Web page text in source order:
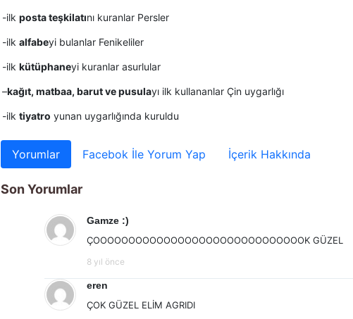
-ilk posta teşkilatını kuranlar Persler
-ilk alfabeyi bulanlar Fenikeliler
-ilk kütüphaneyi kuranlar asurlular
–kağıt, matbaa, barut ve pusulayı ilk kullananlar Çin uygarlığı
-ilk tiyatro yunan uygarlığında kuruldu
Yorumlar Facebok İle Yorum Yap İçerik Hakkında
Son Yorumlar
Gamze :)
ÇOOOOOOOOOOOOOOOOOOOOOOOOOOOOOOK GÜZEL
8 yıl önce
eren
ÇOK GÜZEL ELİM AGRIDI